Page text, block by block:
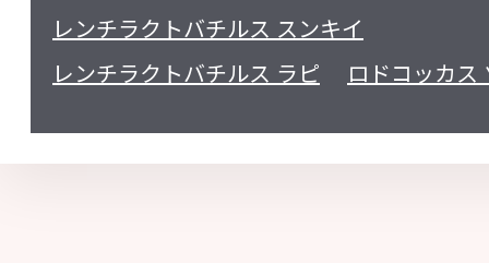
レンチラクトバチルス スンキイ
レンチラクトバチルス ラピ
ロドコッカス